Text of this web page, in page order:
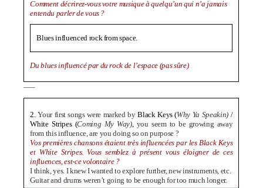
Comment décrirez-vous votre musique à quelqu’un qui n’a jamais
entendu parler de vous ?
Blues influenced rock from space.
Du blues influencé par du rock de l’espace (pas sûre)
—–
2.Your first songs were marked byBlack Keys (Why Ya Speakin) /
White Stripes (Coming My Way), you seem to be growing away
from this influence, are you doing so on purpose ?
Vos premières chansons étaient très influencées par les Black Keys
et White Stripes. Vous semblez à présent vous éloigner de ces
influences, est-ce volontaire ?
I think, yes. I knew I wanted to explore further, new instruments, etc.
Guitar and drums weren’t going to be enough for too much longer.